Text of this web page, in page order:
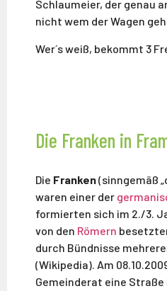
Schlaumeier, der genau
nicht wem der Wagen
Wer´s weiß, bekommt 3
Die Franken in
Die Franken(sinngemäß
waren einer der
formierten sich im 2./3.
von den Römern
durch Bündnisse
(Wikipedia). Am
Gemeinderat eine